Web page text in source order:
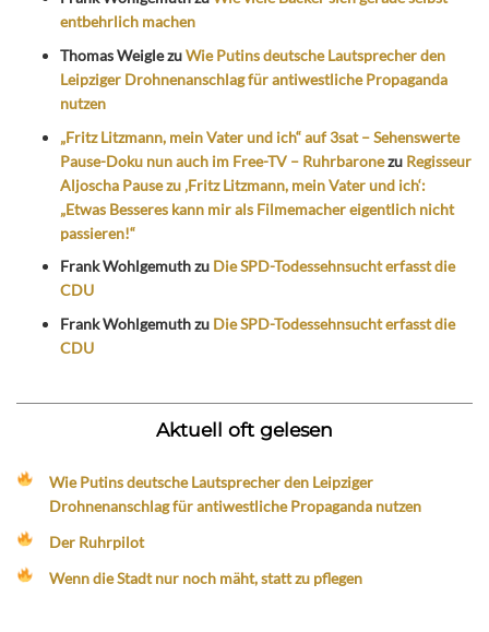
entbehrlich machen
Thomas WeiglezuWie Putins deutsche Lautsprecher den
Leipziger Drohnenanschlag für antiwestliche Propaganda
nutzen
„Fritz Litzmann, mein Vater und ich“ auf 3sat – Sehenswerte
Pause-Doku nun auch im Free-TV – Ruhrbaronezu Regisseur
Aljoscha Pause zu ‚Fritz Litzmann, mein Vater und ich‘:
„Etwas Besseres kann mir als Filmemacher eigentlich nicht
passieren!“
Frank Wohlgemuthzu Die SPD-Todessehnsucht erfasst die
CDU
Frank Wohlgemuthzu Die SPD-Todessehnsucht erfasst die
CDU
Aktuell oft gelesen
Wie Putins deutsche Lautsprecher den Leipziger
Drohnenanschlag für antiwestliche Propaganda nutzen
Der Ruhrpilot
Wenn die Stadt nur noch mäht, statt zu pflegen